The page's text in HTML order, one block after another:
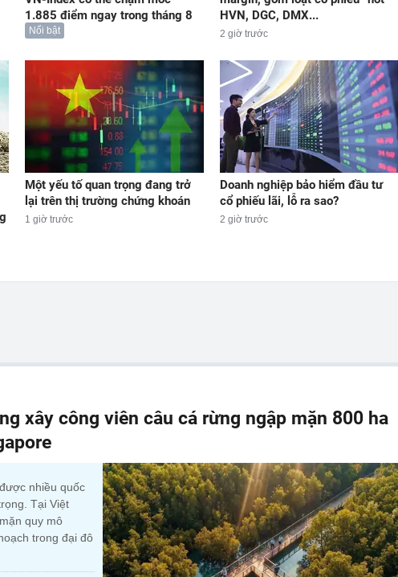
1.885 điểm ngay trong tháng 8
Nổi bật
HVN, DGC, DMX...
2 giờ trước
Một yếu tố quan trọng đang trở
lại trên thị trường chứng khoán
1 giờ trước
Doanh nghiệp bảo hiểm đầu tư
cổ phiếu lãi, lỗ ra sao?
2 giờ trước
xây công viên câu cá rừng ngập mặn 800 ha
nhiều quốc
Tại Việt
quy mô
trong đại đô